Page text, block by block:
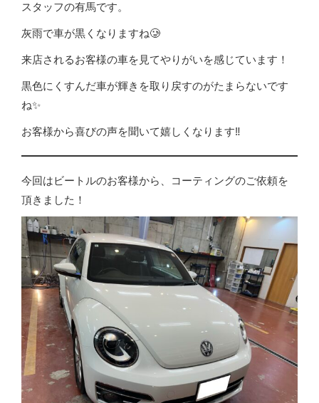
スタッフの有馬です。
灰雨で車が黒くなりますね🥲
‎来店されるお客様の車を見てやりがいを感じています！
黒色にくすんだ車が輝きを取り戻すのがたまらないです
ね✨
お客様から喜びの声を聞いて嬉しくなります‼️
今回はビートルのお客様から、コーティングのご依頼を
頂きました！